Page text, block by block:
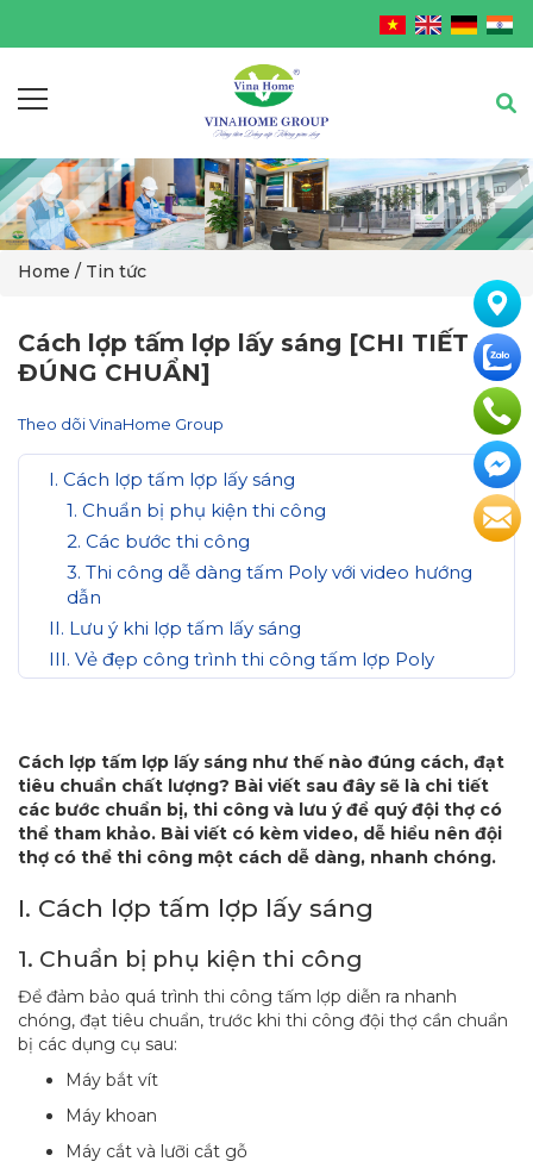
Home / Tin tức
Cách lợp tấm lợp lấy sáng [CHI TIẾT -
ĐÚNG CHUẨN]
Theo dõi VinaHome Group
I. Cách lợp tấm lợp lấy sáng
1. Chuẩn bị phụ kiện thi công
2. Các bước thi công
3. Thi công dễ dàng tấm Poly với video hướng
dẫn
II. Lưu ý khi lợp tấm lấy sáng
III. Vẻ đẹp công trình thi công tấm lợp Poly
Cách lợp tấm lợp lấy sáng như thế nào đúng cách, đạt
tiêu chuẩn chất lượng? Bài viết sau đây sẽ là chi tiết
các bước chuẩn bị, thi công và lưu ý để quý đội thợ có
thể tham khảo. Bài viết có kèm video, dễ hiểu nên đội
thợ có thể thi công một cách dễ dàng, nhanh chóng.
I. Cách lợp tấm lợp lấy sáng
1. Chuẩn bị phụ kiện thi công
Để đảm bảo quá trình thi công tấm lợp diễn ra nhanh
chóng, đạt tiêu chuẩn, trước khi thi công đội thợ cần chuẩn
bị các dụng cụ sau:
Máy bắt vít
Máy khoan
Máy cắt và lưỡi cắt gỗ